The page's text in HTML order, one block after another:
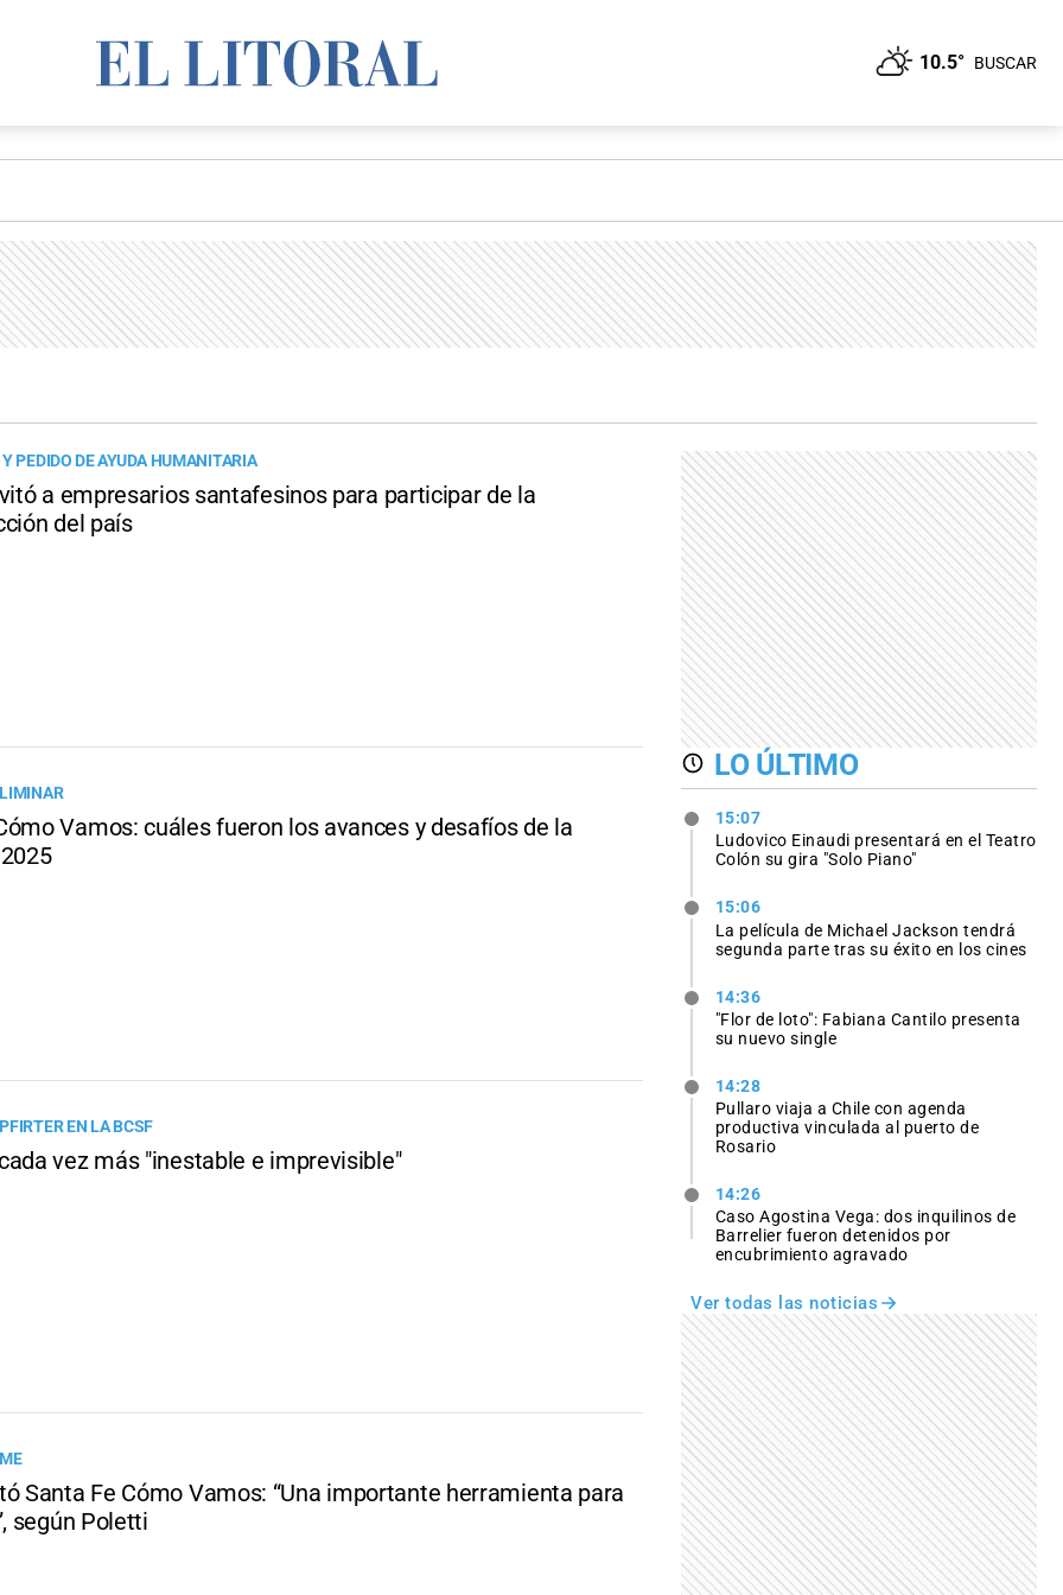
10.5° BUSCAR
PEDIDO DE AYUDA HUMANITARIA
a empresarios santafesinos para participar de la
del país
Vamos: cuáles fueron los avances y desafíos de la
EN LA BCSF
vez más "inestable e imprevisible"
Santa Fe Cómo Vamos: “Una importante herramienta para
según Poletti
LO ÚLTIMO
15:07
Ludovico Einaudi presentará en el Teatro
Colón su gira "Solo Piano"
15:06
La película de Michael Jackson tendrá
segunda parte tras su éxito en los cines
14:36
"Flor de loto": Fabiana Cantilo presenta
su nuevo single
14:28
Pullaro viaja a Chile con agenda
productiva vinculada al puerto de
Rosario
14:26
Caso Agostina Vega: dos inquilinos de
Barrelier fueron detenidos por
encubrimiento agravado
Ver todas las noticias